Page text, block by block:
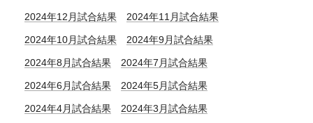
2024年12月試合結果 2024年11月試合結果
2024年10月試合結果 2024年9月試合結果
2024年8月試合結果 2024年7月試合結果
2024年6月試合結果 2024年5月試合結果
2024年4月試合結果 2024年3月試合結果